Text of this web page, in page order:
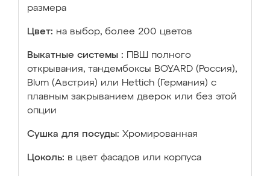
размера
Цвет: на выбор, более 200 цветов
Выкатные системы :
ПВШ полного
открывания, тандембоксы BOYARD (Россия),
Blum (Австрия) или Hettich (Германия) с
плавным закрыванием дверок или без этой
опции
Сушка для посуды: Хромированная
Цоколь: в цвет фасадов или корпуса